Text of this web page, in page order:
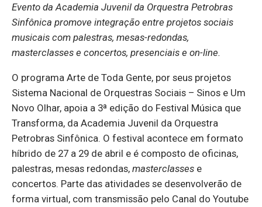
Evento da Academia Juvenil da Orquestra Petrobras
Sinfônica promove integração entre projetos sociais
musicais com palestras, mesas-redondas,
masterclasses e concertos, presenciais e on-line.
O programa Arte de Toda Gente, por seus projetos
Sistema Nacional de Orquestras Sociais – Sinos e Um
Novo Olhar, apoia a 3ª edição do Festival Música que
Transforma, da Academia Juvenil da Orquestra
Petrobras Sinfônica. O festival acontece em formato
híbrido de 27 a 29 de abril e é composto de oficinas,
palestras, mesas redondas, masterclasses e
concertos. Parte das atividades se desenvolverão de
forma virtual, com transmissão pelo Canal do Youtube